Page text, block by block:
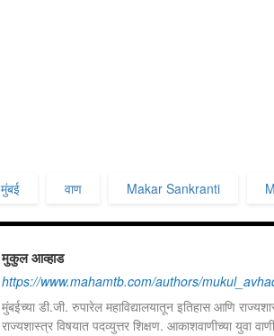
मुंबई वाण Makar Sankranti
मुकुल आव्हाड
https://www.mahamtb.com/authors/
मुंबईच्या डी.जी. रुपारेल महाविद्यालयातून इतिहास आणि
राज्यशास्त्र विषयात पदव्युत्तर शिक्षण. आकाशवाणीच्या युवा